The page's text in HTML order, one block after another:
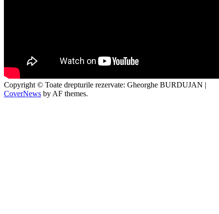
Copyright © Toate drepturile rezervate: Gheorghe BURDUJAN |
CoverNews by AF themes.